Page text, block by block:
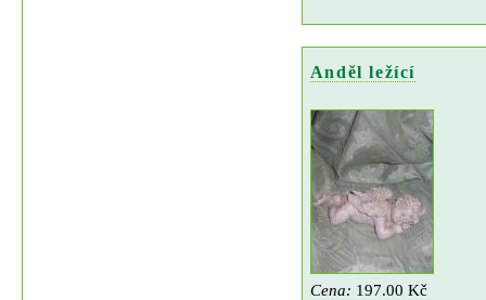
Anděl ležící
Cena: 197.00 Kč